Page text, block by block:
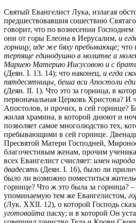
Святый Евангелист Лука, излагая
предшествовавшия сошествию
говорит, что по вознесении Господнем
они от горы Елеона в Иерусалим, и
горницу, иде же бяху пребывающе; что
терпяще единодушно в молитве и
Mapиeю Maтepию Иucyсовою и с
(Деян. I. 13. 14); что наконец, и егда
пятдесятницы, беша вcu Апостоли
(Деян. II. 1). Что это за горница, в
первоначальная Церковь Христова? И
Апостолов, и прочих, в сей горнице?
жилая храмина, в которой днюют и
позволяет самое многолюдство тех,
пребывающими в сей горнице.
Пресвятой Матери Господней,
благочестивым женам, прочим
всех Евангелист счисляет: имен
двадесять (Деян. I. 16), было ли
было ли возможно поместиться
горнице? Что ж это была за горница?
упоминаемую тем же Евангелистом,
(Лук. XXII. 12), о которой Господь
уготовайта пасху; и в которой Он